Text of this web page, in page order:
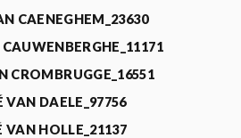
CAENEGHEM_23630
CROMBRUGGE_16551
VAN DAELE_97756
VAN HOLLE_21137